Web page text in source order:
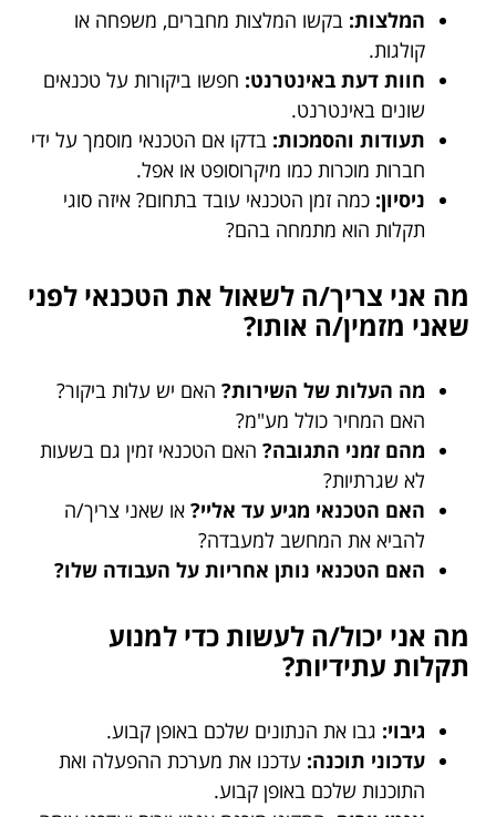
המלצות: בקשו המלצות מחברים, משפחה או
קולגות.
חוות דעת באינטרנט: חפשו ביקורות על טכנאים
שונים באינטרנט.
תעודות והסמכות: בדקו אם הטכנאי מוסמך על ידי
חברות מוכרות כמו מיקרוסופט או אפל.
ניסיון: כמה זמן הטכנאי עובד בתחום? איזה סוגי
תקלות הוא מתמחה בהם?
מה אני צריך/ה לשאול את הטכנאי לפני
שאני מזמין/ה אותו?
מה העלות של השירות? האם יש עלות ביקור?
האם המחיר כולל מע"מ?
מהם זמני התגובה? האם הטכנאי זמין גם בשעות
לא שגרתיות?
האם הטכנאי מגיע עד אליי? או שאני צריך/ה
להביא את המחשב למעבדה?
האם הטכנאי נותן אחריות על העבודה שלו?
מה אני יכול/ה לעשות כדי למנוע
תקלות עתידיות?
גיבוי: גבו את הנתונים שלכם באופן קבוע.
עדכוני תוכנה: עדכנו את מערכת ההפעלה ואת
התוכנות שלכם באופן קבוע.